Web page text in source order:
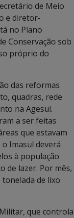
de Meio
e diretor-
no Plano
Conservação sob
próprio do
das reformas
quadras, rede
na Agesul.
a ser feitas
que estavam
Imasul deverá
à população
de lazer. Por mês,
de lixo
que controla